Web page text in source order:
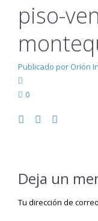
piso-
Publicado por Orión
0
Deja un
Tu dirección de